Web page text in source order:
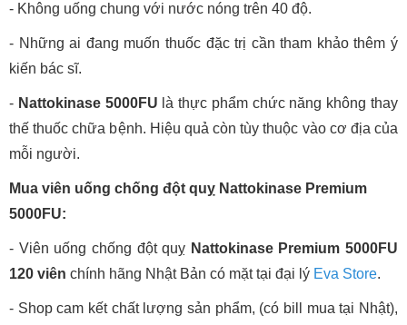
- Không uống chung với nước nóng trên 40 độ.
- Những ai đang muốn thuốc đặc trị cần tham khảo thêm ý
kiến bác sĩ.
- Nattokinase 5000FU là thực phẩm chức năng không thay
thế thuốc chữa bệnh. Hiệu quả còn tùy thuộc vào cơ địa của
mỗi người.
Mua viên uống chống đột quỵ Nattokinase Premium
5000FU:
- Viên uống chống đột quỵ Nattokinase Premium 5000FU
120 viên chính hãng Nhật Bản có mặt tại đại lý Eva Store.
- Shop cam kết chất lượng sản phẩm, (có bill mua tại Nhật),